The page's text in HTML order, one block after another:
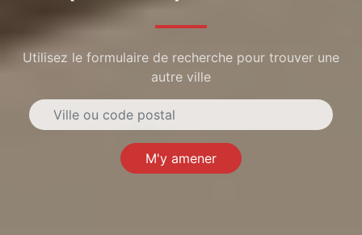
Utilisez le formulaire de recherche pour trouver une
autre ville
M'y amener